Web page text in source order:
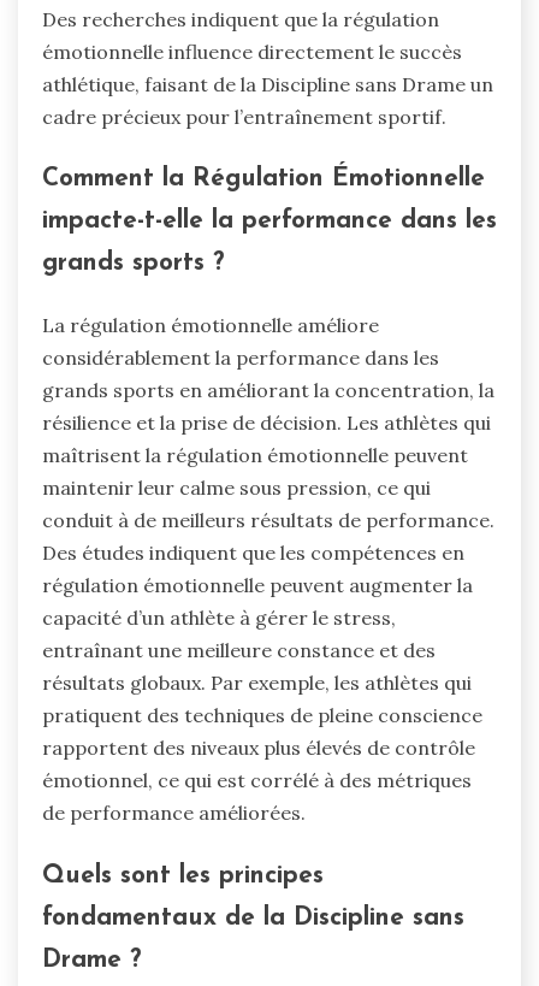
Des recherches indiquent que la régulation
émotionnelle influence directement le succès
athlétique, faisant de la Discipline sans Drame un
cadre précieux pour l’entraînement sportif.
Comment la Régulation Émotionnelle
impacte-t-elle la performance dans les
grands sports ?
La régulation émotionnelle améliore
considérablement la performance dans les
grands sports en améliorant la concentration, la
résilience et la prise de décision. Les athlètes qui
maîtrisent la régulation émotionnelle peuvent
maintenir leur calme sous pression, ce qui
conduit à de meilleurs résultats de performance.
Des études indiquent que les compétences en
régulation émotionnelle peuvent augmenter la
capacité d’un athlète à gérer le stress,
entraînant une meilleure constance et des
résultats globaux. Par exemple, les athlètes qui
pratiquent des techniques de pleine conscience
rapportent des niveaux plus élevés de contrôle
émotionnel, ce qui est corrélé à des métriques
de performance améliorées.
Quels sont les principes
fondamentaux de la Discipline sans
Drame ?